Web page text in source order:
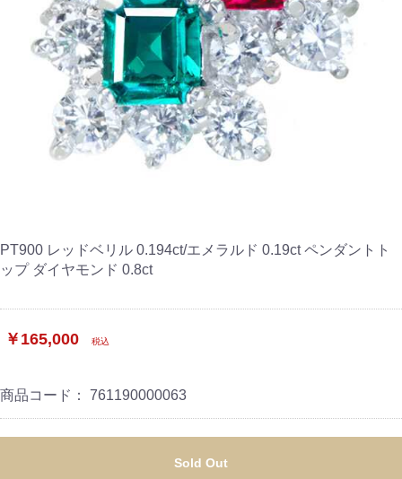
PT900 レッドベリル 0.194ct/エメラルド 0.19ct ペンダントト
ップ ダイヤモンド 0.8ct
￥165,000 税込
商品コード： 761190000063
Sold Out